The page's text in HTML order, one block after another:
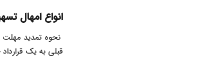
انواع امهال
نحوه تمدید مهلت
قبلی به یک